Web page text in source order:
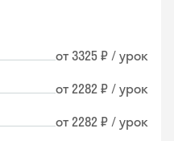
от 3325 ₽ / урок
от 2282 ₽ / урок
от 2282 ₽ / урок